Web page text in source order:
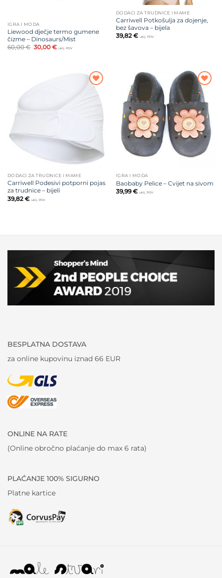
IGRA I MODA
Liewood dječje termo gumene
čizme – Dinosaurs/Mist
60,00€ Izvorna
cijena
30,00€Trenutna
uklj. PDV
DODACI ZA TRUDNICE I MAME
Carriwell Potkošulja za dojenje,
bez šavova – bijela
39,82 € uklj. PDV
DODACI ZA TRUDNICE I MAME
Carriwell Podesivi potporni pojas
za trudnice – bijeli
39,82 € uklj. PDV
Dodajte
na listu
želja
IGRA I MODA
Baobaby Pelice – Cvijet na sivom
39,99€ uklj. PDV
BESPLATNA DOSTAVA
za online kupovinu iznad 66 EUR
ONLINE NA RATE
(Online obročno plaćanje do max 6 rata)
PLAĆANJE 100% SIGURNO
Platne kartice